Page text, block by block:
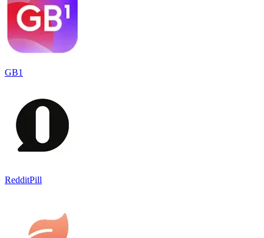
GB1
RedditPill